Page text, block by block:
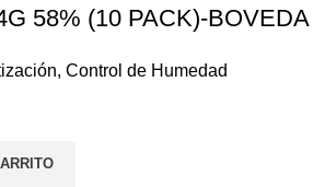
58% (10 PACK)-BOVEDA
, Control de Humedad